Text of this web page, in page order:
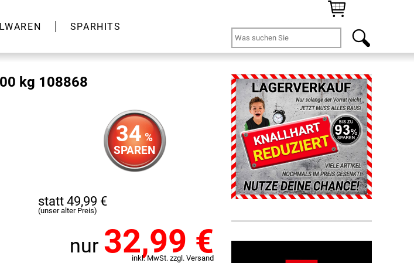
SPARHITS
kg 108868
34 %
SPAREN
statt 49,99 €
(unser alter Preis)
nur 32,99 €
inkl. MwSt. zzgl. Versand